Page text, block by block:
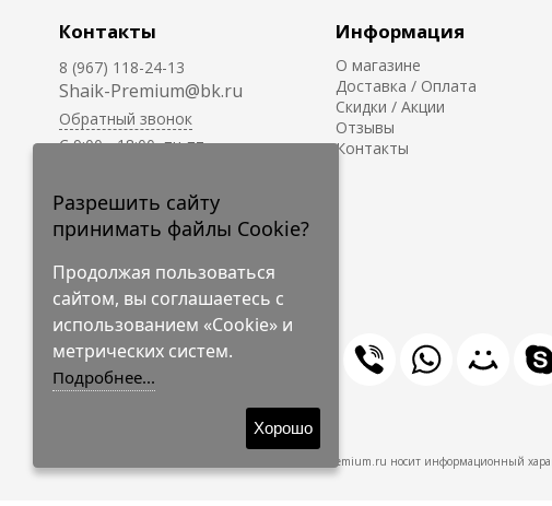
Контакты
8 (967) 118-24-13
Shaik-Premium@bk.ru
Обратный звонок
C 9:00 - 18:00, пн-пт
круглосуточно.
Информация
О магазине
Доставка / Оплата
Скидки / Акции
Отзывы
Контакты
© 2009-2026 Shaik-Premium
Shaik-Premium.ru носит информационный
Разрешить сайту
принимать файлы Cookie?
Продолжая пользоваться
сайтом, вы соглашаетесь с
использованием «Cookie» и
метрических систем.
Подробнее...
Хорошо